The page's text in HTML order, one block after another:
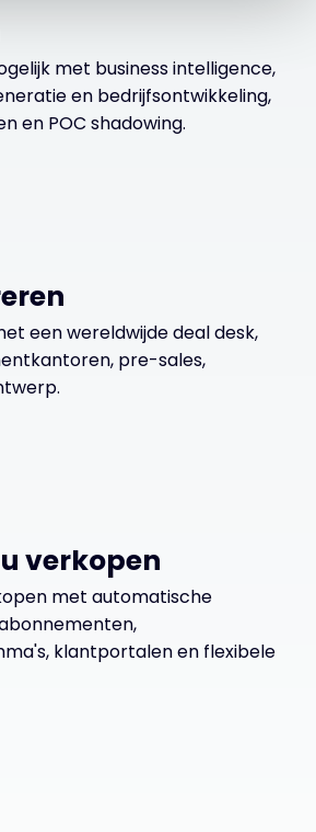
met business intelligence,
en bedrijfsontwikkeling,
en POC shadowing.
een wereldwijde deal desk,
pre-sales,
verkopen
met automatische
klantportalen en flexibele